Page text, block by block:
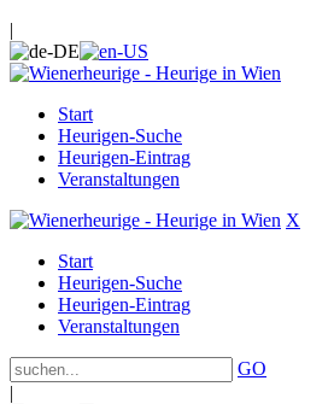
|
Start
Heurigen-Suche
Heurigen-Eintrag
Veranstaltungen
X
Start
Heurigen-Suche
Heurigen-Eintrag
Veranstaltungen
GO
|